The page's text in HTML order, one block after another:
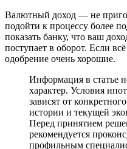
Валютный доход — не
подойти к процессу более
показать банку, что ваш
поступает в оборот. Если
одобрение очень хорошие.
Информация в статье
характер. Условия
зависят от
истории и текущей
Перед принятием
рекомендуется
профильным